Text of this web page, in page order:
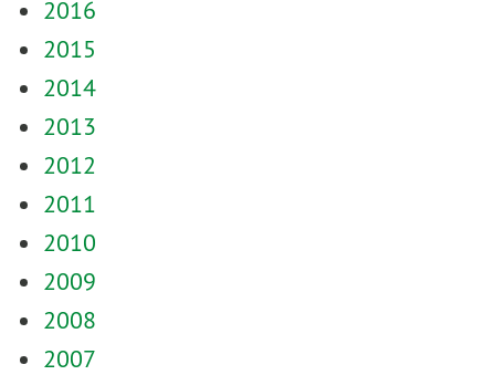
2016
2015
2014
2013
2012
2011
2010
2009
2008
2007